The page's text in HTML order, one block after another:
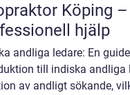
Köping
hjälp
andliga ledare: En
till indiska andliga
av andligt sökande,